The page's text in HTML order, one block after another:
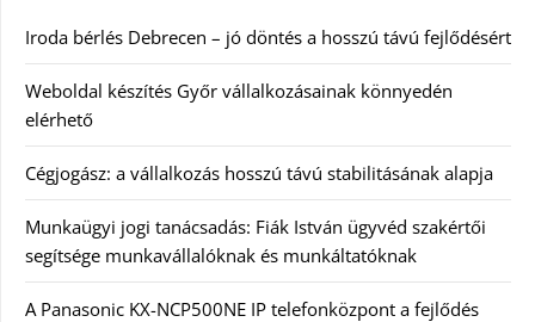
Iroda bérlés Debrecen – jó döntés a hosszú távú fejlődésért
Weboldal készítés Győr vállalkozásainak könnyedén
elérhető
Cégjogász: a vállalkozás hosszú távú stabilitásának alapja
Munkaügyi jogi tanácsadás: Fiák István ügyvéd szakértői
segítsége munkavállalóknak és munkáltatóknak
A Panasonic KX-NCP500NE IP telefonközpont a fejlődés